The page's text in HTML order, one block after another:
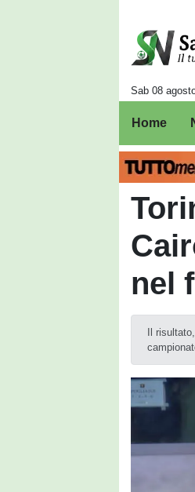
Sab 08
Home
nel
Il